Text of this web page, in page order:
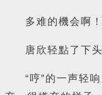
多难的機会啊
唐欣轻點了下
“哼”的一声轻